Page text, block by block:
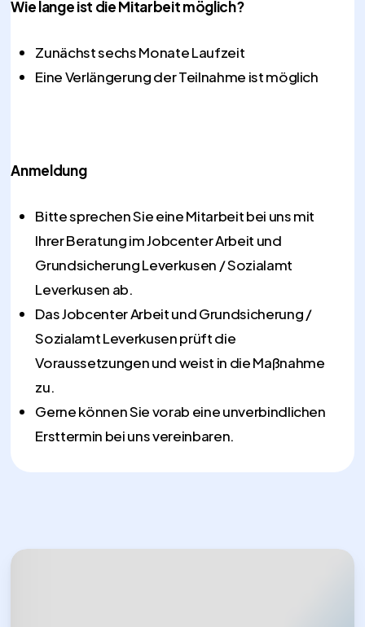
Wie lange ist die Mitarbeit möglich?
Zunächst sechs Monate Laufzeit
Eine Verlängerung der Teilnahme ist möglich
Anmeldung
Bitte sprechen Sie eine Mitarbeit bei uns mit
Ihrer Beratung im Jobcenter Arbeit und
Grundsicherung Leverkusen / Sozialamt
Leverkusen ab.
Das Jobcenter Arbeit und Grundsicherung /
Sozialamt Leverkusen prüft die
Voraussetzungen und weist in die Maßnahme
zu.
Gerne können Sie vorab eine unverbindlichen
Ersttermin bei uns vereinbaren.